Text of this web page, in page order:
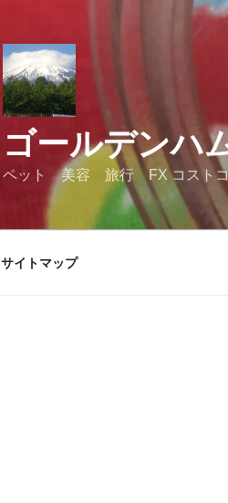
ゴールデンハ
ペット 美容 旅行 FX コストコ
サイトマップ